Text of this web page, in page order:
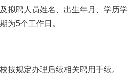
拟聘人员姓名、出生年月、学历学
为5个工作日。
按规定办理后续相关聘用手续。